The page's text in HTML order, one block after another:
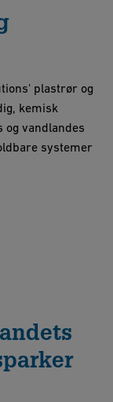
plastrør og
kemisk
vandlandes
systemer